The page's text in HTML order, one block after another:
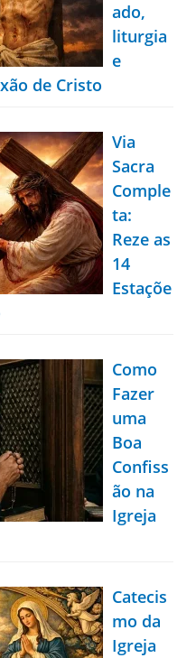
ado,
liturgia
e
de Cristo
Via
Sacra
Comple
ta:
Reze as
14
Estaçõe
Como
Fazer
uma
Boa
Confiss
ão na
Igreja
Catecis
mo da
Igreja